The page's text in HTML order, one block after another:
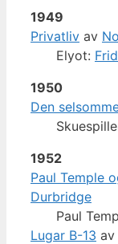
1949
Privatliv av
Elyot:
1950
Den
1952
Paul Temple
Durbridge
Paul
Lugar B-13 av